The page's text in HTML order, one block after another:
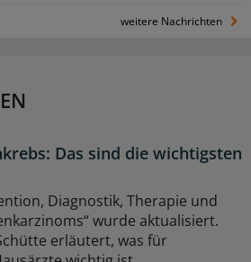
weitere Nachrichten
Das sind die wichtigsten
Diagnostik, Therapie und
wurde aktualisiert.
erläutert, was für